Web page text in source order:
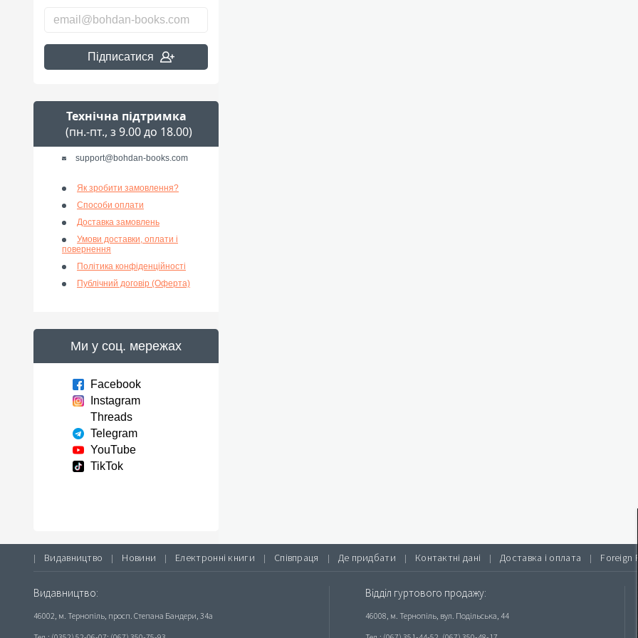
Підписатися
Технічна підтримка
(пн.-пт., з 9.00 до 18.00)
support@bohdan-books.com
Як зробити замовлення?
Способи оплати
Доставка замовлень
Умови доставки, оплати і
повернення
Політика конфіденційності
Публічний договір (Оферта)
Ми у соц. мережах
Facebook
Instagram
Threads
Telegram
YouTube
TikTok
| Видавництво | Новини | Електронні книги | Співпраця | Де придбати | Контактні дані | Доставка і оплата | Foreign
Видавництво:
46002, м. Тернопіль, просп. Степана Бандери, 34а
Відділ гуртового продажу:
46008, м. Тернопіль, вул. Подільська, 44